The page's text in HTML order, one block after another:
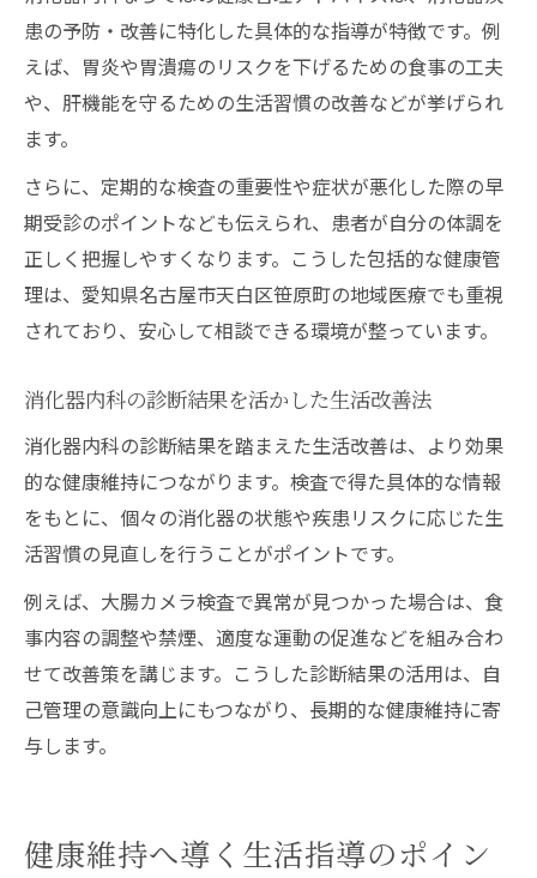
患の予防・改善に特化した具体的な指導が特徴です。例
えば、胃炎や胃潰瘍のリスクを下げるための食事の工夫
や、肝機能を守るための生活習慣の改善などが挙げられ
ます。
さらに、定期的な検査の重要性や症状が悪化した際の早
期受診のポイントなども伝えられ、患者が自分の体調を
正しく把握しやすくなります。こうした包括的な健康管
理は、愛知県名古屋市天白区笹原町の地域医療でも重視
されており、安心して相談できる環境が整っています。
消化器内科の診断結果を活かした生活改善法
消化器内科の診断結果を踏まえた生活改善は、より効果
的な健康維持につながります。検査で得た具体的な情報
をもとに、個々の消化器の状態や疾患リスクに応じた生
活習慣の見直しを行うことがポイントです。
例えば、大腸カメラ検査で異常が見つかった場合は、食
事内容の調整や禁煙、適度な運動の促進などを組み合わ
せて改善策を講じます。こうした診断結果の活用は、自
己管理の意識向上にもつながり、長期的な健康維持に寄
与します。
健康維持へ導く生活指導のポイン